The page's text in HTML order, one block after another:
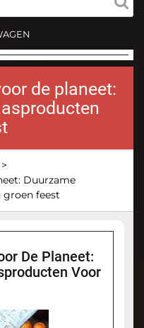
de planeet:
>
Duurzame
groen feest
De Planeet:
Voor